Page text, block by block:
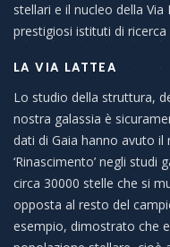
stellari e il nucleo della
prestigiosi istituti di
LA VIA LATTEA
Lo studio della struttura,
nostra galassia è
dati di Gaia hanno avuto
‘Rinascimento’ negli
circa 30000 stelle che si
opposta al resto del
esempio, dimostrato che